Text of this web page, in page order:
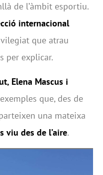
de l’àmbit esportiu.
internacional
que atrau
per explicar.
Elena Mascus i
que, des de
una mateixa
viu des de l’aire.